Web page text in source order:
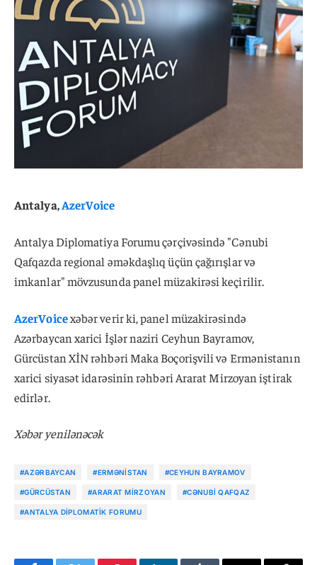
Antalya,AzerVoice
Antalya Diplomatiya Forumu çərçivəsində "Cənubi
Qafqazda regional əməkdaşlıq üçün çağırışlar və
imkanlar" mövzusunda panel müzakirəsi keçirilir.
AzerVoicexəbər verir ki, panel müzakirəsində
Azərbaycan xarici İşlər naziri Ceyhun Bayramov,
Gürcüstan XİN rəhbəri Maka Boçorişvili və Ermənistanın
xarici siyasət idarəsinin rəhbəri Ararat Mirzoyan iştirak
edirlər.
Xəbər yenilənəcək
#AZƏRBAYCAN #ERMƏNISTAN #CEYHUN BAYRAMOV
#GÜRCÜSTAN #ARARAT MIRZOYAN #CƏNUBI QAFQAZ
#ANTALYA DIPLOMATIK FORUMU